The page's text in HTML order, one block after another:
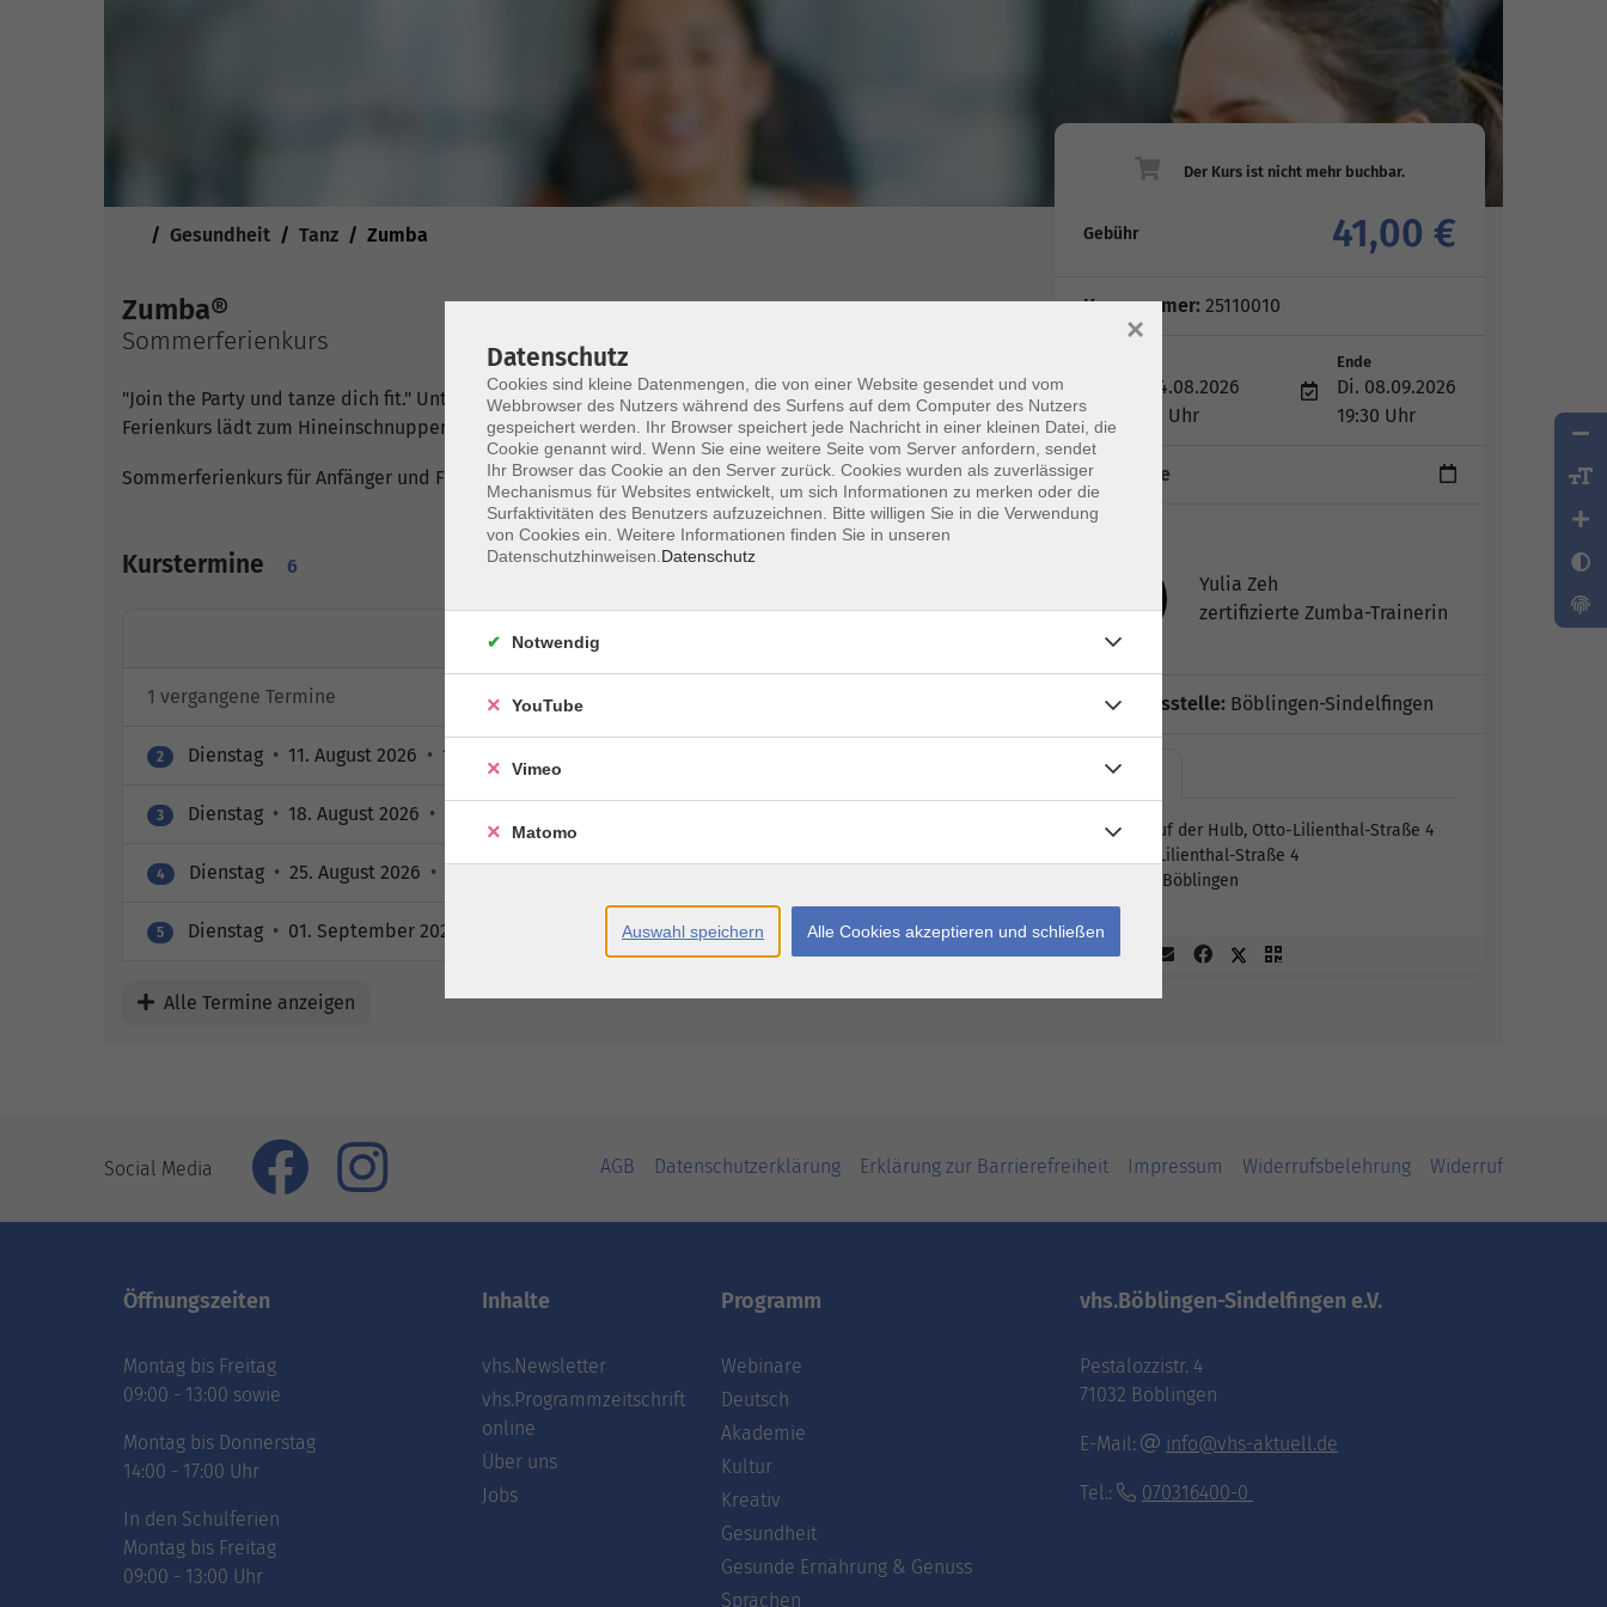
Gesundheit Tanz Zumba
Zumba®
Sommerferienkurs
"Join the Party und tanze dich fit." Unter diesem Motto steht Zumba®Fitness. Dieser Sommer-
Ferienkurs lädt zum Hineinschnuppern ein!
Sommerferienkurs für Anfänger und Fortgeschrittene
Kurstermine 6
1 vergangene Termine
2 Dienstag • 11. August 2026 • 18:30 – 19:30 Uhr
3 Dienstag • 18. August 2026 •
4 Dienstag • 25. August 2026 •
5 Dienstag • 01. September 2026 18:30 – 19:30 Uhr
Alle Termine anzeigen
Gebühr 41,00 €
Kursnummer: 25110010
Di. 04.08.2026
18:30 Uhr
Ende
Di. 08.09.2026
19:30 Uhr
6 Termine
Yulia Zeh
zertifizierte Zumba-Trainerin
Geschäftsstelle: Böblingen-Sindelfingen
vhs auf…
vhs auf der Hulb, Otto-Lilienthal-Straße 4
Otto-Lilienthal-Straße 4
71034 Böblingen
Social Media AGB Datenschutzerklärung Erklärung zur Barrierefreiheit Impressum Widerrufsbelehrung Widerruf
Öffnungszeiten
Montag bis Freitag
09:00 - 13:00 sowie
Montag bis Donnerstag
14:00 - 17:00 Uhr
In den Schulferien
Montag bis Freitag
09:00 - 13:00 Uhr
Inhalte
vhs.Newsletter
vhs.Programmzeitschrift
online
Über uns
Jobs
Programm
Webinare
Deutsch
Akademie
Kultur
Kreativ
Gesundheit
Gesunde Ernährung & Genuss
Sprachen
vhs.Böblingen-Sindelfingen e.V.
Pestalozzistr. 4
71032 Böblingen
E-Mail: info@vhs-aktuell.de
Tel.: 070316400-0
Datenschutz
Cookies sind kleine Datenmengen, die von einer Website gesendet und vom
Webbrowser des Nutzers während des Surfens auf dem Computer des Nutzers
gespeichert werden. Ihr Browser speichert jede Nachricht in einer kleinen Datei, die
Cookie genannt wird. Wenn Sie eine weitere Seite vom Server anfordern, sendet
Ihr Browser das Cookie an den Server zurück. Cookies wurden als zuverlässiger
Mechanismus für Websites entwickelt, um sich Informationen zu merken oder die
Surfaktivitäten des Benutzers aufzuzeichnen. Bitte willigen Sie in die Verwendung
von Cookies ein. Weitere Informationen finden Sie in unseren
Datenschutzhinweisen. Datenschutz
×
Notwendig
YouTube
Vimeo
Matomo
Auswahl speichern Alle Cookies akzeptieren und schließen